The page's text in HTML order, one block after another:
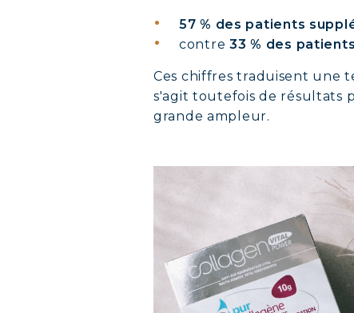
57 % des patients
contre33 % des
Ces chiffres traduisent une
s'agit toutefois de résultats
grande ampleur.